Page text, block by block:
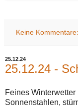
Keine Kommentare:
25.12.24
25.12.24 -
Feines
Sonnenstahlen,